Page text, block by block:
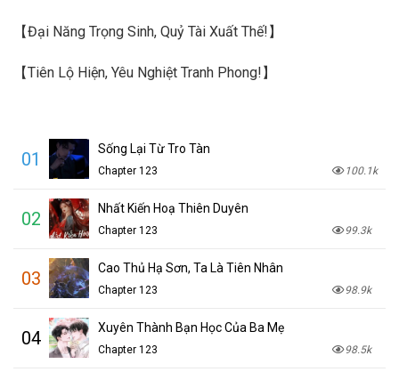
【Đại Năng Trọng Sinh, Quỷ Tài Xuất Thế!】
【Tiên Lộ Hiện, Yêu Nghiệt Tranh Phong!】
01 Sống Lại Từ Tro Tàn
Chapter 123 100.1k
02 Nhất Kiến Hoạ Thiên Duyên
Chapter 123 99.3k
03 Cao Thủ Hạ Sơn, Ta Là Tiên Nhân
Chapter 123 98.9k
04 Xuyên Thành Bạn Học Của Ba Mẹ
Chapter 123 98.5k